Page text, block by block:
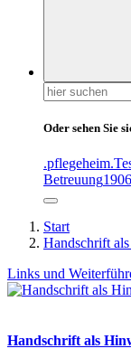
Suchen
nach:
Oder sehen Sie
.pflegeheim
Betreuung
Start
Handschrift
Links und
Handschrift als